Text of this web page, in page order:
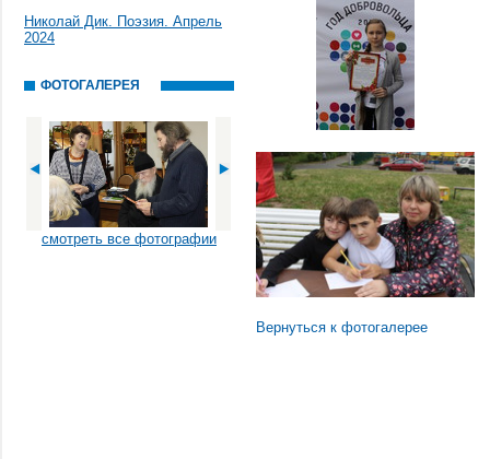
Николай Дик. Поэзия. Апрель
2024
ФОТОГАЛЕРЕЯ
смотреть все фотографии
Вернуться к фотогалерее